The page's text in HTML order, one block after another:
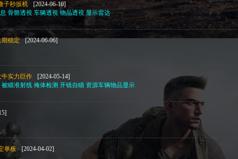
子秒扳机
[2024-06-10]
骨骼透視 车辆透視 物品透視 显示雷达
期稳定
[2024-06-06]
实力巨作
[2024-05-14]
瞄准射线 掩体检测 开镜自瞄 资源车辆物品显示
单板
[2024-04-02]